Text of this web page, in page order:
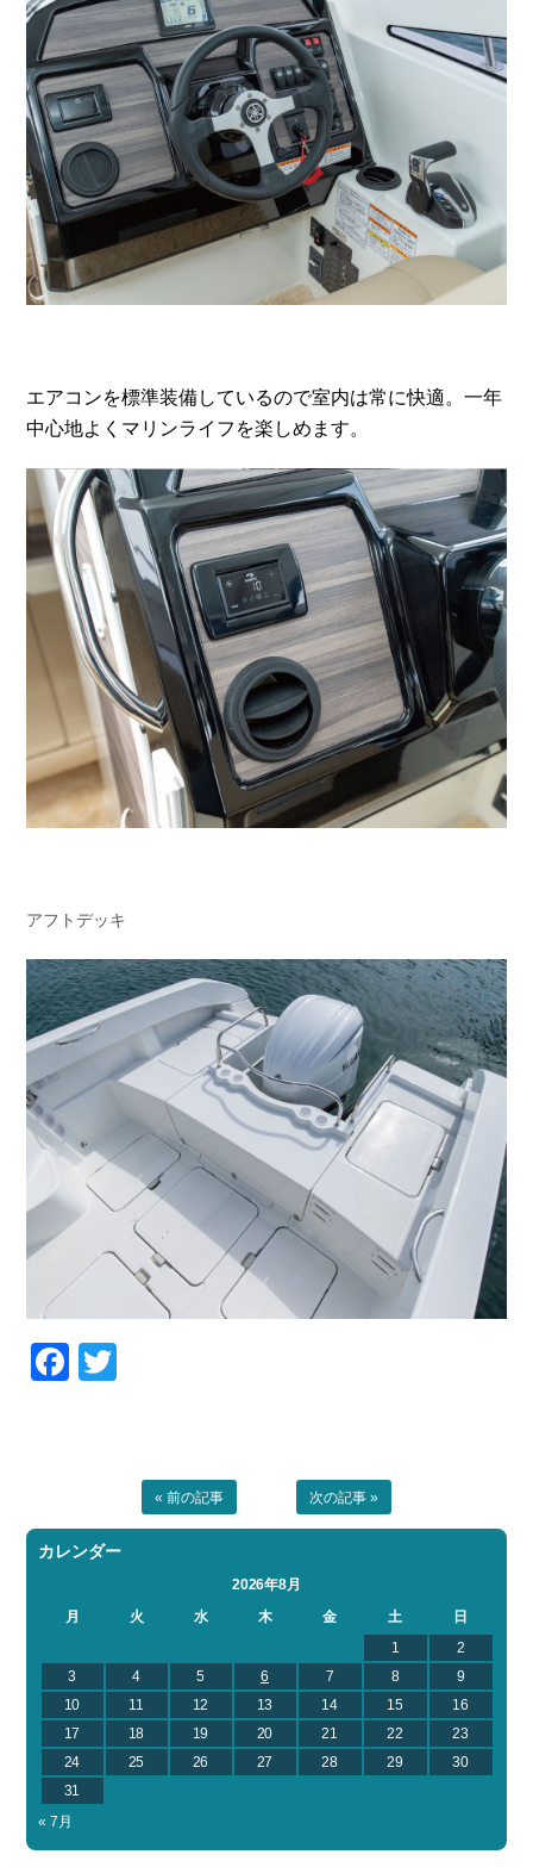
エアコンを標準装備しているので室内は常に快適。一年
中心地よくマリンライフを楽しめます。
アフトデッキ
Facebook
« 前の記事 次の記事 »
カレンダー
2026年8月
月
火 水 木 金 土
日
1
2
3
4 5 6 7 8
9
10
11 12 13 14 15
16
17
18 19 20 21 22
23
24
25 26 27 28 29
30
31
« 7月